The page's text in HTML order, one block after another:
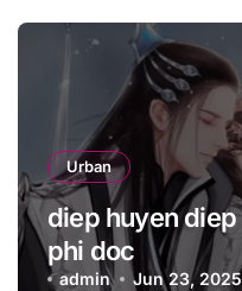
Urban
diep huyen
phi doc
admin Jun 23, 2025